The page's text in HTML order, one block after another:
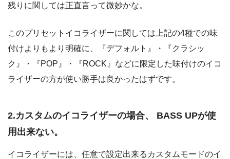
残りに関しては正直言って微妙かな。
このプリセットイコライザーに関しては上記の4種での味
付けよりもより明確に、『デフォルト』・『クラシッ
ク』・『POP』・『ROCK』などに限定した味付けのイコ
ライザーの方が使い勝手は良かったはずです。
2.カスタムのイコライザーの場合、 BASS UPが使
用出来ない。
イコライザーには、任意で設定出来るカスタムモードのイ